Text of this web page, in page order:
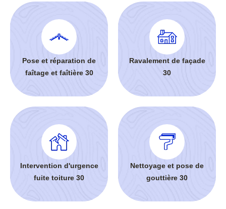
Pose et réparation de
faîtage et faîtière 30
Ravalement de façade
30
Intervention d'urgence
fuite toiture 30
Nettoyage et pose de
gouttière 30